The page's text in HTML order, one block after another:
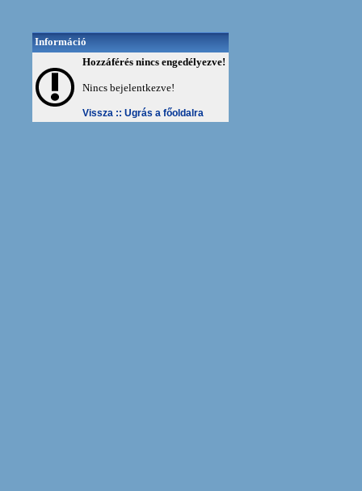
Információ
Hozzáférés nincs engedélyezve!
Nincs bejelentkezve!
Vissza :: Ugrás a főoldalra